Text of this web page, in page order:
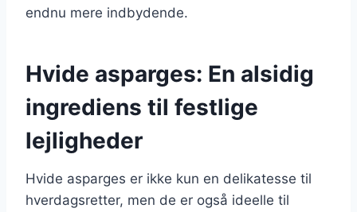
endnu mere indbydende.
Hvide asparges: En alsidig
ingrediens til festlige
lejligheder
Hvide asparges er ikke kun en delikatesse til
hverdagsretter, men de er også ideelle til